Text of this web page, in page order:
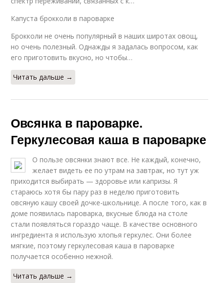
Капуста брокколи в пароварке
Брокколи не очень популярный в наших широтах овощ,
но очень полезный. Однажды я задалась вопросом, как
его приготовить вкусно, но чтобы…
Читать дальше →
Овсянка в пароварке.
Геркулесовая каша в пароварке
О пользе овсянки знают все. Не каждый, конечно,
желает видеть ее по утрам на завтрак, но тут уж
приходится выбирать — здоровье или капризы. Я
стараюсь хотя бы пару раз в неделю приготовить
овсяную кашу своей дочке-школьнице. А после того, как в
доме появилась пароварка, вкусные блюда на столе
стали появляться гораздо чаще. В качестве основного
ингредиента я использую хлопья геркулес. Они более
мягкие, поэтому геркулесовая каша в пароварке
получается особенно нежной.
Читать дальше →